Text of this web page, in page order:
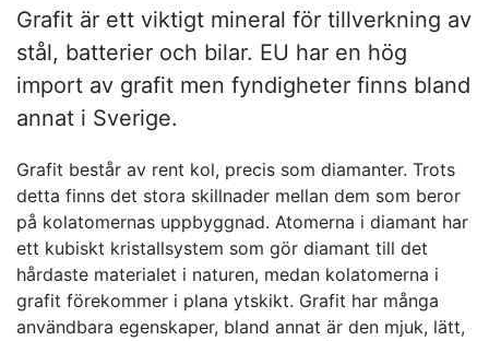
Grafit är ett viktigt mineral för tillverkning av
stål, batterier och bilar. EU har en hög
import av grafit men fyndigheter finns bland
annat i Sverige.
Grafit består av rent kol, precis som diamanter. Trots
detta finns det stora skillnader mellan dem som beror
på kolatomernas uppbyggnad. Atomerna i diamant har
ett kubiskt kristallsystem som gör diamant till det
hårdaste materialet i naturen, medan kolatomerna i
grafit förekommer i plana ytskikt. Grafit har många
användbara egenskaper, bland annat är den mjuk, lätt,